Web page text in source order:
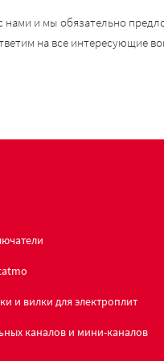
нами и мы обязательно
на все интересующие
и вилки для электроплит
каналов и мини-каналов